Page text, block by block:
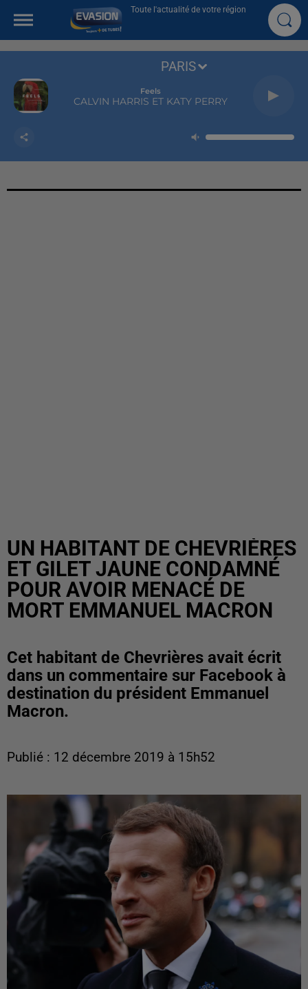
Toute l'actualité de votre région
Feels
CALVIN HARRIS ET KATY PERRY
PARIS
UN HABITANT DE CHEVRIÈRES
ET GILET JAUNE CONDAMNÉ
POUR AVOIR MENACÉ DE
MORT EMMANUEL MACRON
Cet habitant de Chevrières avait écrit
dans un commentaire sur Facebook à
destination du président Emmanuel
Macron.
Publié : 12 décembre 2019 à 15h52